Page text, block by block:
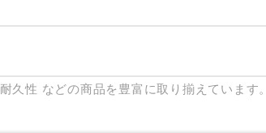
耐久性 などの商品を豊富に取り揃えています。